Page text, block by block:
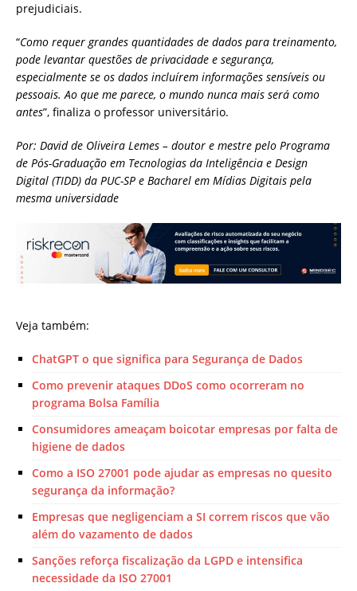
prejudiciais.
“Como requer grandes quantidades de dados para treinamento,
pode levantar questões de privacidade e segurança,
especialmente se os dados incluírem informações sensíveis ou
pessoais. Ao que me parece, o mundo nunca mais será como
antes”, finaliza o professor universitário.
Por: David de Oliveira Lemes – doutor e mestre pelo Programa
de Pós-Graduação em Tecnologias da Inteligência e Design
Digital (TIDD) da PUC-SP e Bacharel em Mídias Digitais pela
mesma universidade
Veja também:
ChatGPT o que significa para Segurança de Dados
Como prevenir ataques DDoS como ocorreram no
programa Bolsa Família
Consumidores ameaçam boicotar empresas por falta de
higiene de dados
Como a ISO 27001 pode ajudar as empresas no quesito
segurança da informação?
Empresas que negligenciam a SI correm riscos que vão
além do vazamento de dados
Sanções reforça fiscalização da LGPD e intensifica
necessidade da ISO 27001